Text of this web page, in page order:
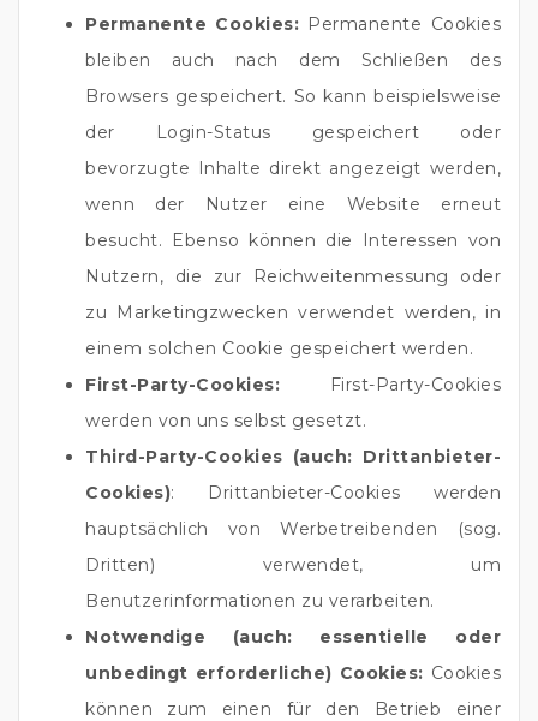
Permanente Cookies: Permanente Cookies
bleiben auch nach dem Schließen des
Browsers gespeichert. So kann beispielsweise
der Login-Status gespeichert oder
bevorzugte Inhalte direkt angezeigt werden,
wenn der Nutzer eine Website erneut
besucht. Ebenso können die Interessen von
Nutzern, die zur Reichweitenmessung oder
zu Marketingzwecken verwendet werden, in
einem solchen Cookie gespeichert werden.
First-Party-Cookies: First-Party-Cookies
werden von uns selbst gesetzt.
Third-Party-Cookies (auch: Drittanbieter-
Cookies): Drittanbieter-Cookies werden
hauptsächlich von Werbetreibenden (sog.
Dritten) verwendet, um
Benutzerinformationen zu verarbeiten.
Notwendige (auch: essentielle oder
unbedingt erforderliche) Cookies: Cookies
können zum einen für den Betrieb einer